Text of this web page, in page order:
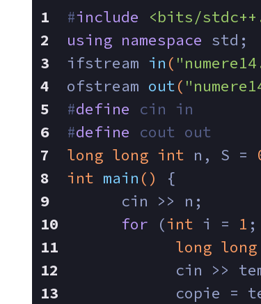
#include
<bits/
using namespace std;
ifstream in (
ofstream out(
#define cin in
#define cout out
long long int n, S =
int main ()
{
      cin >> n;
for (int i = 1
long long
cin >>
copie =